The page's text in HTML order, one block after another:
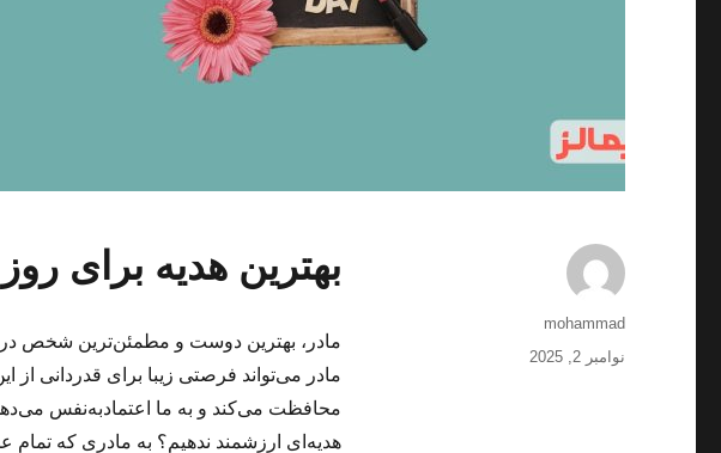
بهترین هدیه برای روز
مادر، بهترین دوست و مطمئن‌ترین شخص
مادر می‌تواند فرصتی زیبا برای قدردانی
محافظت می‌کند و به ما اعتمادبه‌نفس
هدیه‌ای ارزشمند ندهیم؟ به مادری که تمام
نویسنده
mohammad
ارسال
نوامبر 2, 2025